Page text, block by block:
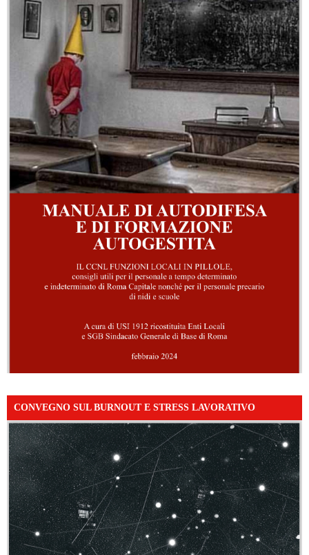
CONVEGNO SUL BURNOUT E STRESS LAVORATIVO